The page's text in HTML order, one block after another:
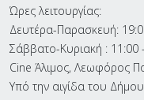
Ώρες λειτουργίας:
Δευτέρα-Παρασκευή:
Σάββατο-Κυριακή : 11:00
Cine Άλιμος, Λεωφόρος
Υπό την αιγίδα του